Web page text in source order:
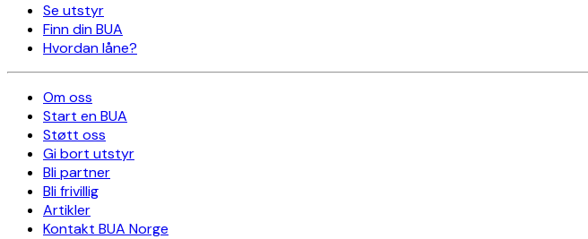
Se utstyr
Finn din BUA
Hvordan låne?
Om oss
Start en BUA
Støtt oss
Gi bort utstyr
Bli partner
Bli frivillig
Artikler
Kontakt BUA Norge